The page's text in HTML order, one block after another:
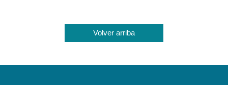
Volver arriba